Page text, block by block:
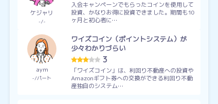
ケジャリ
- -
入会キャンペーンでもらったコインを使用して
投資、かなりお得に投資できました。期間も10
ヶ月と初心者に…
aym
- パート
ワイズコイン（ポイントシステム）が
少々わかりづらい
3
「ワイズコイン」は、利回り不動産への投資や
Amazonギフト券への交換ができる利回り不動
産独自のシステム…